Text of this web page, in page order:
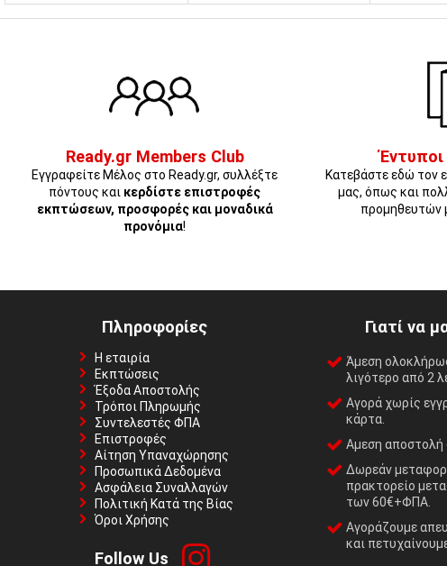
Ready.gr Members Club
Εγγραφείτε Μέλος στο Ready.gr, συλλέξτε
πόντους και κερδίστε επιστροφές
εκπτώσεων, προσφορές και μοναδικά
προνόμια!
Κατεβάστε εδώ τον
μας, όπως και
προμηθευτών
Πληροφορίες
Η εταιρία
Εκπτώσεις
Έξοδα Αποστολής
Τρόποι Πληρωμής
Συντελεστές ΦΠΑ
Επιστροφές
Αίτηση Υπαναχώρησης
Προσωπικά Δεδομένα
Ασφάλεια Συναλλαγών
Πολιτική Κατά της Βίας
Όροι Χρήσης
Follow Us
Γιατί να
Άμεση
λιγότερο από 2
Αγορά χωρίς
κάρτα.
Αμεση αποστολή
Δωρεάν
πρακτορείο
των 60€+ΦΠΑ.
Αγοράζουμε
και